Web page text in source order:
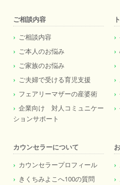
ご相談内容
ご相談内容
ご本人のお悩み
ご家族のお悩み
ご夫婦で受ける育児支援
フェアリーマザーの産婆術
企業向け 対人コミュニケー
ションサポート
カウンセラーについて
カウンセラープロフィール
きくちみよこへ100の質問